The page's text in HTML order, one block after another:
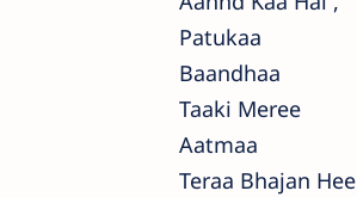
Patukaa
Baandhaa
Taaki Meree
Aatmaa
Teraa Bhajan Hee